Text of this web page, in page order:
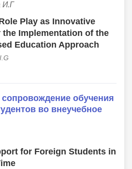
И.Г
Play as Innovative
Implementation of the
Education Approach
сопровождение обучения
во внеучебное
for Foreign Students in